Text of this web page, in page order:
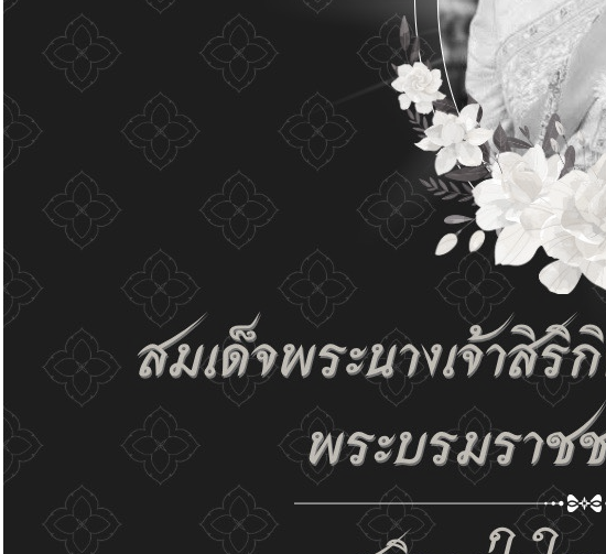
คคลของท่าน เพื่อการพัฒนาและปรับปรุงเว็บไซต์ หาก
ๆ แสดงว่าท่านยินยอมที่จะรับคุกกี้บนเว็บไซต์ และนโยบาย
เปลี่ยนการแสดงผล
ก-
CC